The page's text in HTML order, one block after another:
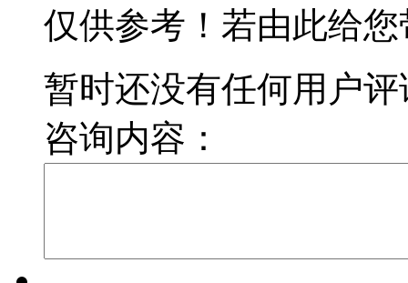
仅供参考！若由此给
暂时还没有任何用户评
咨询内容：